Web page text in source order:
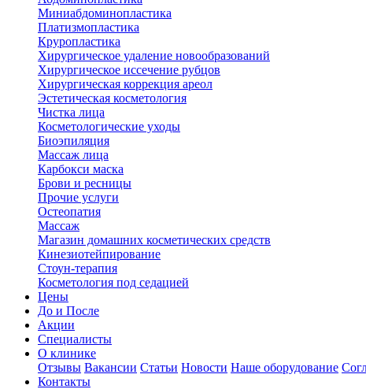
Миниабдоминопластика
Платизмопластика
Круропластика
Хирургическое удаление новообразований
Хирургическое иссечение рубцов
Хирургическая коррекция ареол
Эстетическая косметология
Чистка лица
Косметологические уходы
Биоэпиляция
Массаж лица
Карбокси маска
Брови и ресницы
Прочие услуги
Остеопатия
Массаж
Магазин домашних косметических средств
Кинезиотейпирование
Стоун-терапия
Косметология под седацией
Цены
До и После
Акции
Специалисты
О клинике
Отзывы Вакансии Статьи Новости Наше оборудование
Контакты